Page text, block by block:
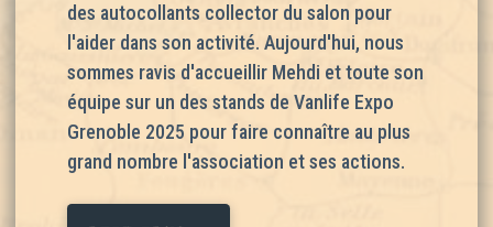
des autocollants collector du salon pour
l'aider dans son activité. Aujourd'hui, nous
sommes ravis d'accueillir Mehdi et toute son
équipe sur un des stands de Vanlife Expo
Grenoble 2025 pour faire connaître au plus
grand nombre l'association et ses actions.